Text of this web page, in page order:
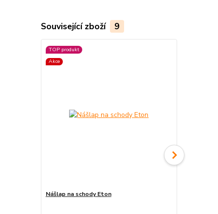
Související zboží 9
TOP produkt
Akce
Nášlap na schody Eton